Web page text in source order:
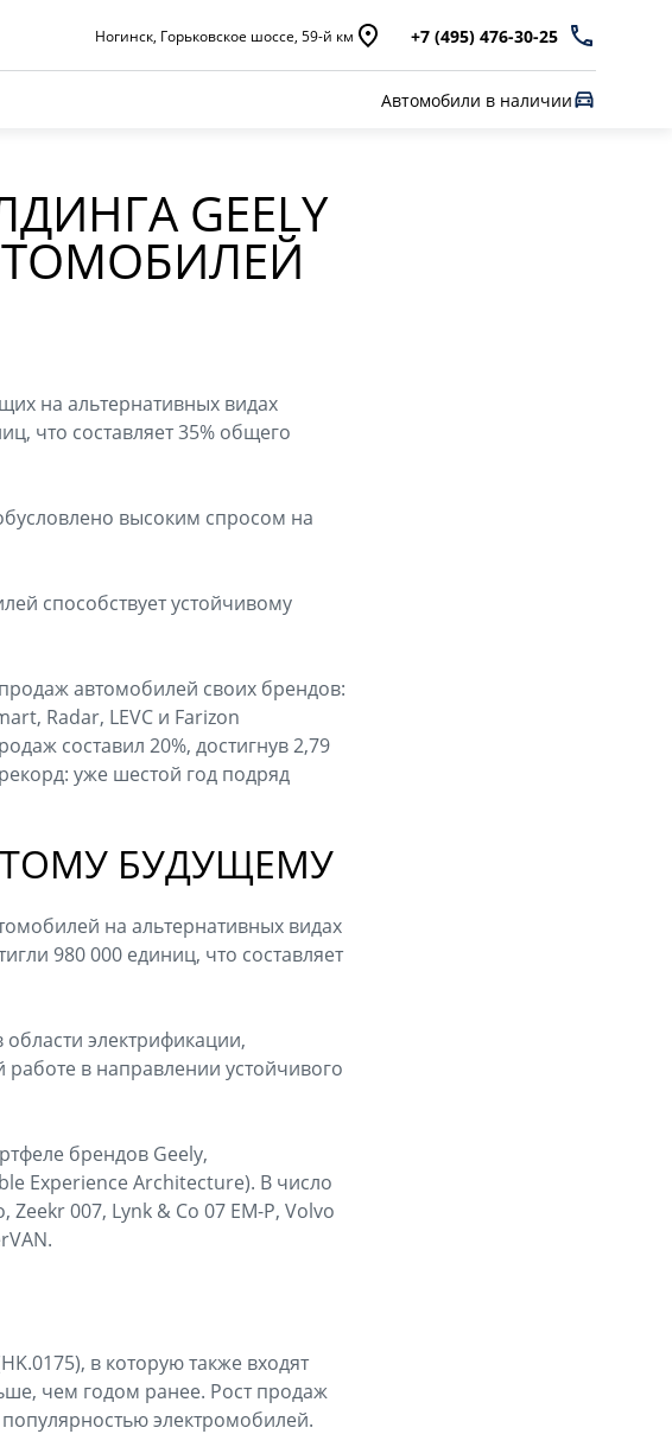
Ногинск, Горьковское шоссе, 59-й км +7 (495) 476-30-25
Автомобили в наличии
GEELY
на альтернативных видах
что составляет 35% общего
высоким спросом на
способствует устойчивому
автомобилей своих брендов:
Radar, LEVC и Farizon
составил 20%, достигнув 2,79
уже шестой год подряд
БУДУЩЕМУ
на альтернативных видах
980 000 единиц, что составляет
электрификации,
в направлении устойчивого
брендов Geely,
Experience Architecture). В число
007, Lynk & Co 07 EM-P, Volvo
в которую также входят
чем годом ранее. Рост продаж
электромобилей.